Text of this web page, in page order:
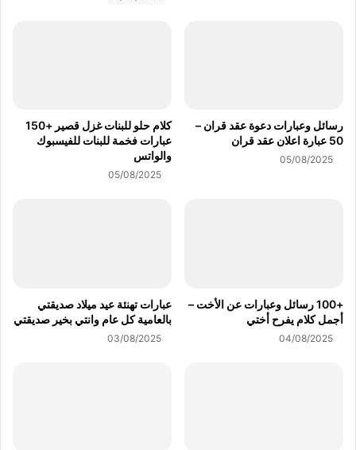
رسائل وعبارات دعوة عقد قران –
50 عبارة اعلان عقد قران
05/08/2025
كلام حلو للبنات غزل قصير +150
عبارات فخمة للبنات للفيسبوك
والواتس
05/08/2025
+100 رسائل وعبارات عن الأخت –
أجمل كلام يفرح أختي
04/08/2025
عبارات تهنئة عيد ميلاد صديقتي
بالعامية كل عام وانتي بخير صديقتي
03/08/2025